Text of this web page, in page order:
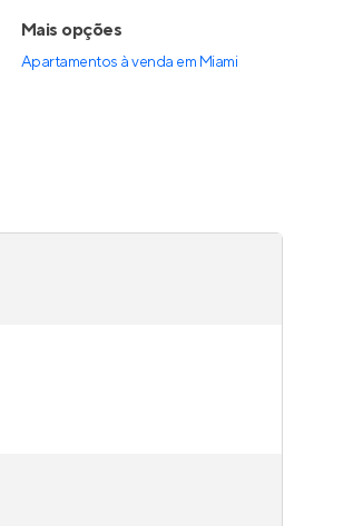
Mais opções
Apartamentos à venda em Miami